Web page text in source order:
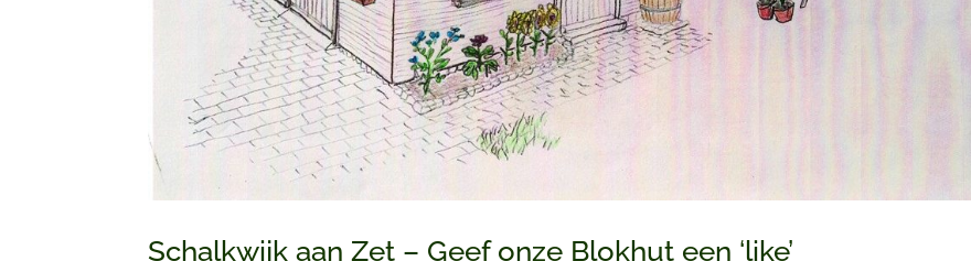
Schalkwijk aan Zet – Geef onze Blokhut een ‘like’